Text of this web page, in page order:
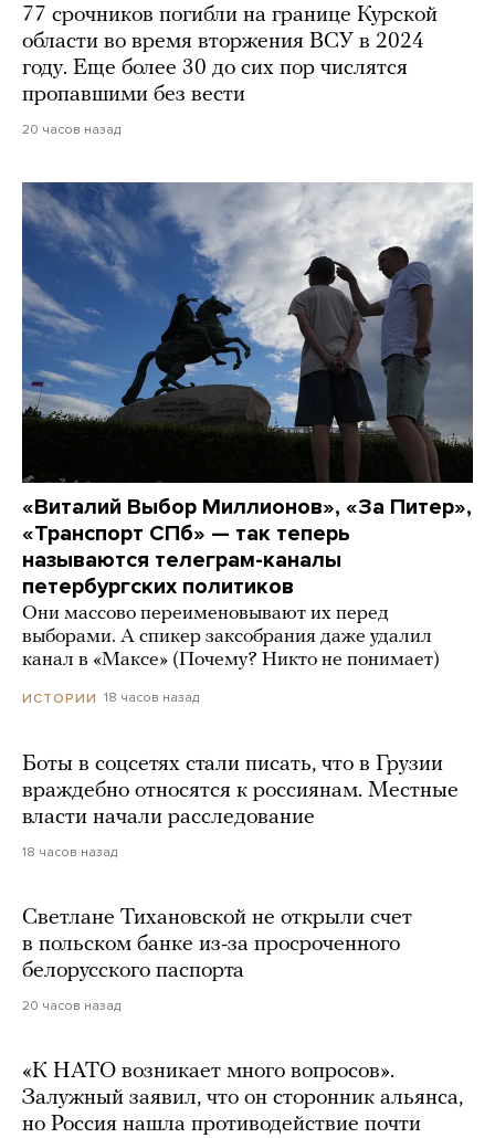
77 срочников погибли на границе Курской
области во время вторжения ВСУ в 2024
году. Еще более 30 до сих пор числятся
пропавшими без вести
20 часов назад
«Виталий Выбор Миллионов», «За Питер»,
«Транспорт СПб» — так теперь
называются телеграм-каналы
петербургских политиков
Они массово переименовывают их перед
выборами. А спикер заксобрания даже удалил
канал в «Максе» (Почему? Никто не понимает)
ИСТОРИИ 18 часов назад
Боты в соцсетях стали писать, что в Грузии
враждебно относятся к россиянам. Местные
власти начали расследование
18 часов назад
Светлане Тихановской не открыли счет
в польском банке из-за просроченного
белорусского паспорта
20 часов назад
«К НАТО возникает много вопросов».
Залужный заявил, что он сторонник альянса,
но Россия нашла противодействие почти